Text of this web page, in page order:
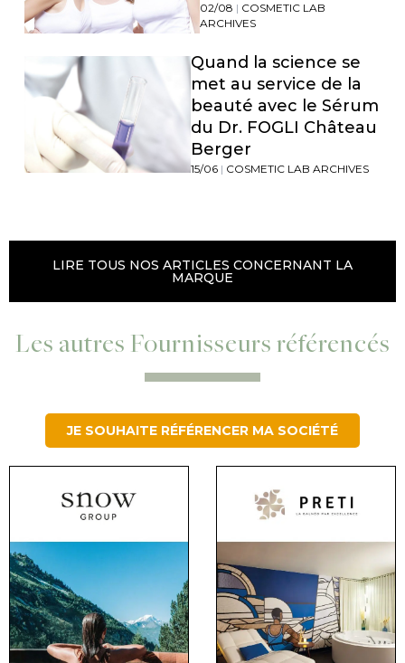
02/08 | COSMETIC LAB
ARCHIVES
Quand la science se
met au service de la
beauté avec le Sérum
du Dr. FOGLI Château
Berger
15/06 | COSMETIC LAB ARCHIVES
LIRE TOUS NOS ARTICLES CONCERNANT LA
MARQUE
Les autres Fournisseurs référencés
JE SOUHAITE RÉFÉRENCER MA SOCIÉTÉ